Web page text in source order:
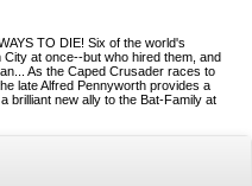
TO DIE! Six of the world's
at once--but who hired them, and
As the Caped Crusader races to
late Alfred Pennyworth provides a
brilliant new ally to the Bat-Family at